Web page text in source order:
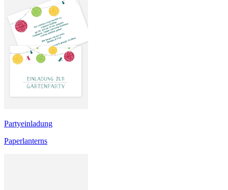
Partyeinladung
Paperlanterns